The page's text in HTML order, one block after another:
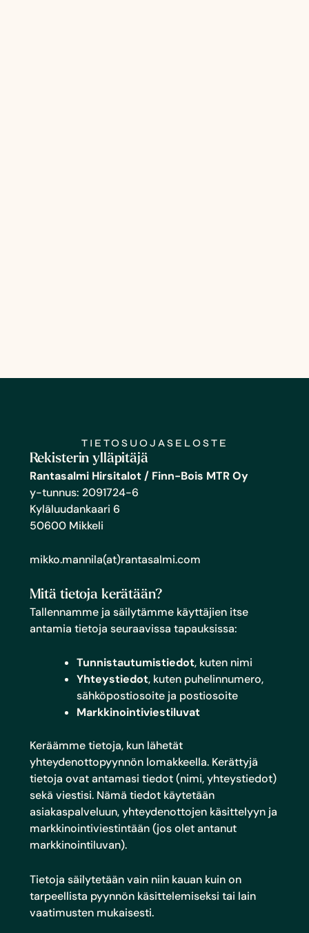
TIETOSUOJASELOSTE
Rekisterin ylläpitäjä
Rantasalmi Hirsitalot / Finn-Bois MTR Oy
y-tunnus: 2091724-6
Kyläluudankaari 6
50600 Mikkeli
mikko.mannila(at)rantasalmi.com
Mitä tietoja kerätään?
Tallennamme ja säilytämme käyttäjien itse
antamia tietoja seuraavissa tapauksissa:
Tunnistautumistiedot, kuten nimi
Yhteystiedot, kuten puhelinnumero,
sähköpostiosoite ja postiosoite
Markkinointiviestiluvat
Keräämme tietoja, kun lähetät
yhteydenottopyynnön lomakkeella. Kerättyjä
tietoja ovat antamasi tiedot (nimi, yhteystiedot)
sekä viestisi. Nämä tiedot käytetään
asiakaspalveluun, yhteydenottojen käsittelyyn ja
markkinointiviestintään (jos olet antanut
markkinointiluvan).
Tietoja säilytetään vain niin kauan kuin on
tarpeellista pyynnön käsittelemiseksi tai lain
vaatimusten mukaisesti.